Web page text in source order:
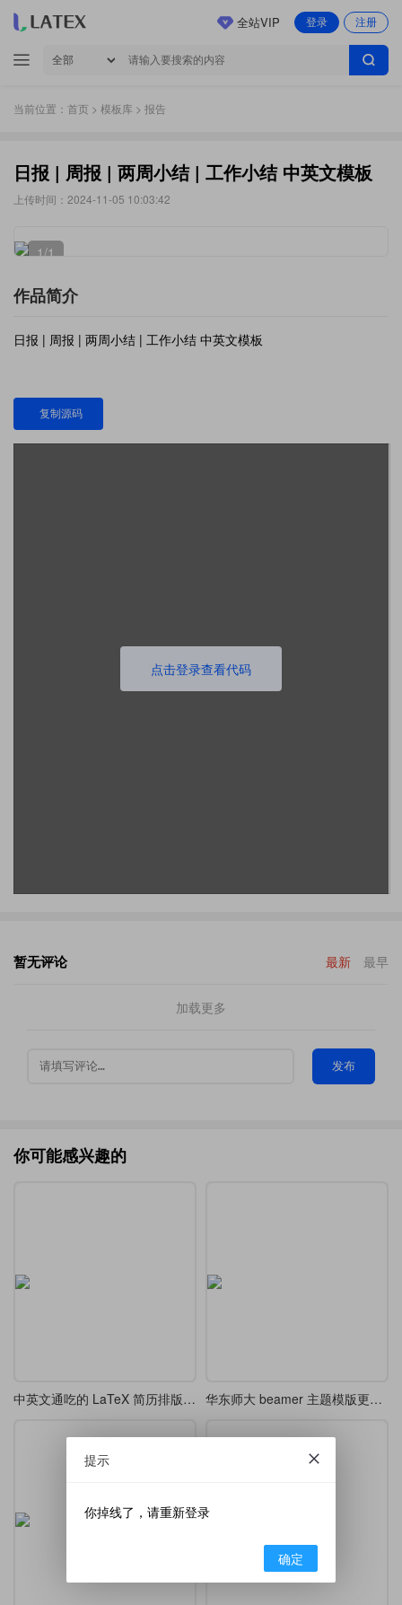
登录 注册
全站VIP
当前位置： 首页 > 模板库 > 报告
日报 | 周报 | 两周小结 | 工作小结 中英文模板
上传时间：2024-11-05 10:03:42
1/1
作品简介
日报 | 周报 | 两周小结 | 工作小结 中英文模板
复制源码
点击登录查看代码
暂无评论 最新 最早
加载更多
发布
你可能感兴趣的
中英文通吃的 LaTeX 简历排版作品 华东师大 beamer 主题模版更新版本了
提示
你掉线了，请重新登录
确定